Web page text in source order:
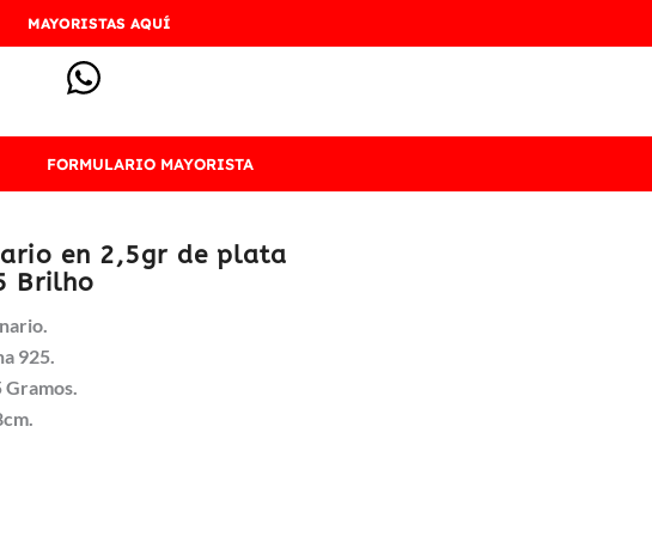
MAYORISTAS AQUÍ
FORMULARIO MAYORISTA
en 2,5gr de plata
Brilho
925.
Gramos.